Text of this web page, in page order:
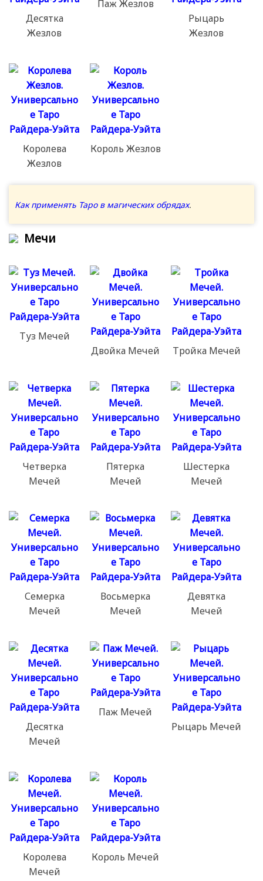
Десятка
Жезлов
Паж Жезлов
Рыцарь
Жезлов
Королева
Жезлов
Король Жезлов
Как применять Таро в магических обрядах.
Мечи
Туз Мечей
Двойка Мечей
Тройка Мечей
Четверка
Мечей
Пятерка
Мечей
Шестерка
Мечей
Семерка
Мечей
Восьмерка
Мечей
Девятка
Мечей
Десятка
Мечей
Паж Мечей
Рыцарь Мечей
Королева
Мечей
Король Мечей